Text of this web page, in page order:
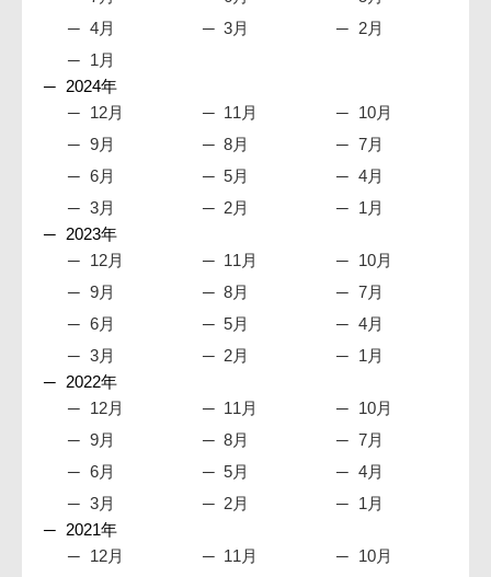
4月
3月
2月
1月
2024年
12月
11月
10月
9月
8月
7月
6月
5月
4月
3月
2月
1月
2023年
12月
11月
10月
9月
8月
7月
6月
5月
4月
3月
2月
1月
2022年
12月
11月
10月
9月
8月
7月
6月
5月
4月
3月
2月
1月
2021年
12月
11月
10月